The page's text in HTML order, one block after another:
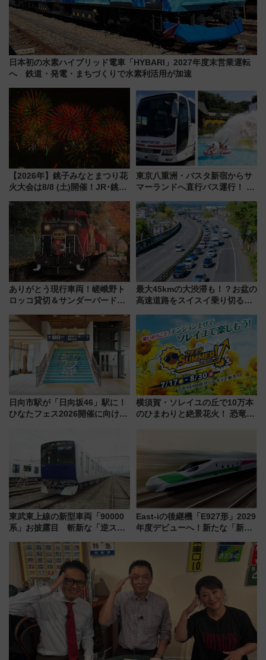
日本初の水素ハイブリッド電車「HYBARI」2027年度末営業運転
へ 鉄道・発電・まちづくりで水素利活用が加速
【2026年】銚子みなとまつり花
火大会は8/8 (土)開催！JR･銚子
報、利根川に咲く8,000発の大迫
力＆屋台を満喫
東京八重洲・バスタ新宿からサ
マーランドへ直行バス運行！ お
推し活を楽しもう！（2026年
8/1～31）
ありがとう現行車両！嵯峨野ト
ロッコ貸切＆サンダーバードレ
斉藤雪乃＆福原トシヒロと行
く！9月13日「京都の鉄道満喫
ツアー」開催
最大45kmの大渋滞も！？お盆の
高速道路をスイスイ乗り切る快
日向市駅が「日向坂46」駅に！
ひなたフェス2026開催に向けJR
おひさま号」も走る
横須賀・ソレイユの丘で10万本
のひまわりと絶景花火！ 恐竜や
東武東上線の新型車両「90000
系」お披露目 斬新な「逆スラ
放的な車内空間に注目、デビュ
ーは9月
East-iの後継機「E927形」2029
年度デビューへ！新たな「新幹
説【JR東日本】